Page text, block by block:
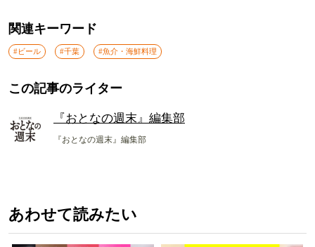
関連キーワード
#ビール #千葉 #魚介・海鮮料理
この記事のライター
『おとなの週末』編集部
『おとなの週末』編集部
あわせて読みたい